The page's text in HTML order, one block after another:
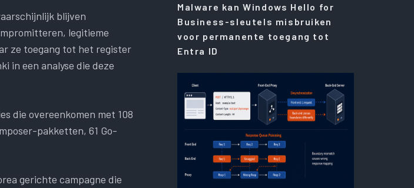
blijven
legitieme
ze toegang tot het register
in een analyse die deze
die overeenkomen met 108
pakketten, 61 Go-
gerichte campagne die
Malware kan Windows Hello for
Business-sleutels misbruiken
voor permanente toegang tot
Entra ID